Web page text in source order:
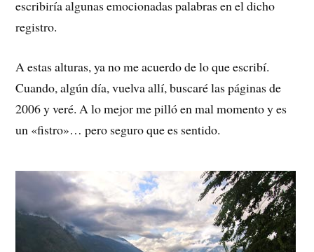
escribiría algunas emocionadas palabras en el dicho
registro.
A estas alturas, ya no me acuerdo de lo que escribí.
Cuando, algún día, vuelva allí, buscaré las páginas de
2006 y veré. A lo mejor me pilló en mal momento y es
un «fistro»… pero seguro que es sentido.